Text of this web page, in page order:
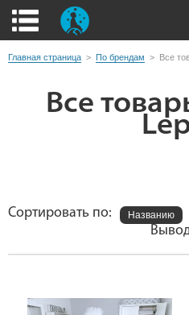
Главная страница > По брендам > Все
Все
Сортировать по: Названию